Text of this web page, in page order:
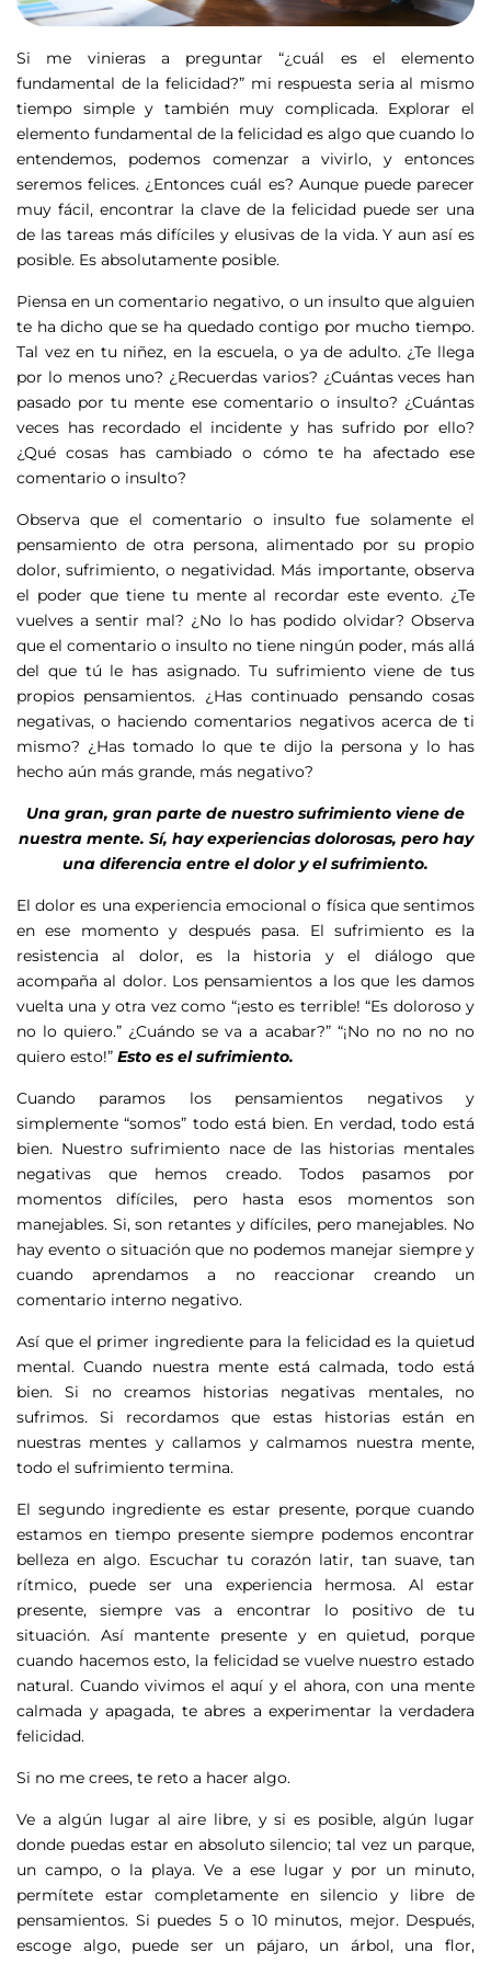
Si me vinieras a preguntar “¿cuál es el elemento
fundamental de la felicidad?” mi respuesta seria al mismo
tiempo simple y también muy complicada. Explorar el
elemento fundamental de la felicidad es algo que cuando lo
entendemos, podemos comenzar a vivirlo, y entonces
seremos felices. ¿Entonces cuál es? Aunque puede parecer
muy fácil, encontrar la clave de la felicidad puede ser una
de las tareas más difíciles y elusivas de la vida. Y aun así es
posible. Es absolutamente posible.
Piensa en un comentario negativo, o un insulto que alguien
te ha dicho que se ha quedado contigo por mucho tiempo.
Tal vez en tu niñez, en la escuela, o ya de adulto. ¿Te llega
por lo menos uno? ¿Recuerdas varios? ¿Cuántas veces han
pasado por tu mente ese comentario o insulto? ¿Cuántas
veces has recordado el incidente y has sufrido por ello?
¿Qué cosas has cambiado o cómo te ha afectado ese
comentario o insulto?
Observa que el comentario o insulto fue solamente el
pensamiento de otra persona, alimentado por su propio
dolor, sufrimiento, o negatividad. Más importante, observa
el poder que tiene tu mente al recordar este evento. ¿Te
vuelves a sentir mal? ¿No lo has podido olvidar? Observa
que el comentario o insulto no tiene ningún poder, más allá
del que tú le has asignado. Tu sufrimiento viene de tus
propios pensamientos. ¿Has continuado pensando cosas
negativas, o haciendo comentarios negativos acerca de ti
mismo? ¿Has tomado lo que te dijo la persona y lo has
hecho aún más grande, más negativo?
Una gran, gran parte de nuestro sufrimiento viene de
nuestra mente. Sí, hay experiencias dolorosas, pero hay
una diferencia entre el dolor y el sufrimiento.
El dolor es una experiencia emocional o física que sentimos
en ese momento y después pasa. El sufrimiento es la
resistencia al dolor, es la historia y el diálogo que
acompaña al dolor. Los pensamientos a los que les damos
vuelta una y otra vez como “¡esto es terrible! “Es doloroso y
no lo quiero.” ¿Cuándo se va a acabar?” “¡No no no no no
quiero esto!” Esto es el sufrimiento.
Cuando paramos los pensamientos negativos y
simplemente “somos” todo está bien. En verdad, todo está
bien. Nuestro sufrimiento nace de las historias mentales
negativas que hemos creado. Todos pasamos por
momentos difíciles, pero hasta esos momentos son
manejables. Si, son retantes y difíciles, pero manejables. No
hay evento o situación que no podemos manejar siempre y
cuando aprendamos a no reaccionar creando un
comentario interno negativo.
Así que el primer ingrediente para la felicidad es la quietud
mental. Cuando nuestra mente está calmada, todo está
bien. Si no creamos historias negativas mentales, no
sufrimos. Si recordamos que estas historias están en
nuestras mentes y callamos y calmamos nuestra mente,
todo el sufrimiento termina.
El segundo ingrediente es estar presente, porque cuando
estamos en tiempo presente siempre podemos encontrar
belleza en algo. Escuchar tu corazón latir, tan suave, tan
rítmico, puede ser una experiencia hermosa. Al estar
presente, siempre vas a encontrar lo positivo de tu
situación. Así mantente presente y en quietud, porque
cuando hacemos esto, la felicidad se vuelve nuestro estado
natural. Cuando vivimos el aquí y el ahora, con una mente
calmada y apagada, te abres a experimentar la verdadera
felicidad.
Si no me crees, te reto a hacer algo.
Ve a algún lugar al aire libre, y si es posible, algún lugar
donde puedas estar en absoluto silencio; tal vez un parque,
un campo, o la playa. Ve a ese lugar y por un minuto,
permítete estar completamente en silencio y libre de
pensamientos. Si puedes 5 o 10 minutos, mejor. Después,
escoge algo, puede ser un pájaro, un árbol, una flor,